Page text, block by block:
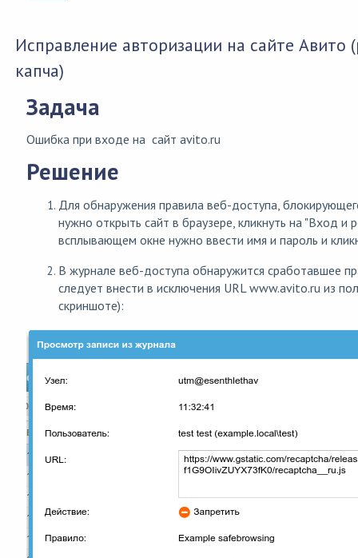
Исправление авторизации на сайте Авито
капча)
Задача
Ошибка при входе на сайт avito.ru
Решение
Для обнаружения правила веб-доступа,
нужно открыть сайт в браузере, кликнуть на "Вход и
всплывающем окне нужно ввести имя и пароль и
В журнале веб-доступа обнаружится сработавшее
следует внести в исключения URL www.avito.ru из
скриншоте):